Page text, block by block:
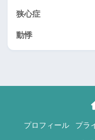
狭心症
動悸
プロフィール プラ